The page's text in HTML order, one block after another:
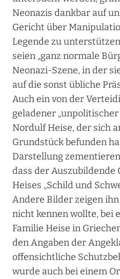
Neonazis dankbar auf
Gericht über
Legende zu
seien „ganz normale
Neonazi-Szene, in der
auf die sonst übliche
Auch ein von der
geladener
Nordulf Heise, der sich
Grundstück befunden
Darstellung
dass der Auszubildende
Heises „Schild und
Andere Bilder zeigen
nicht kennen wollte, bei
Familie Heise in
den Angaben der
offensichtliche
wurde auch bei einem